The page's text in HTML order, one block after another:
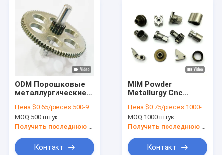
ODM Порошковые
металлургические
штурмовики для
автоматизации с
ЧПУ
Цена:$0.65/pieces 500-999 pieces
MOQ:500 штук
Контакт
MIM Powder
Metallurgy Cnc
Parts Machining для
медицинских
изделий
Цена:$0.75/pieces 1000-4999 pieces
MOQ:1000 штук
Контакт